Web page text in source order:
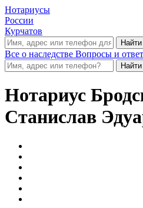
Нотариусы
России
Курчатов
Все о наследстве Вопросы и
Нотариус
Станислав